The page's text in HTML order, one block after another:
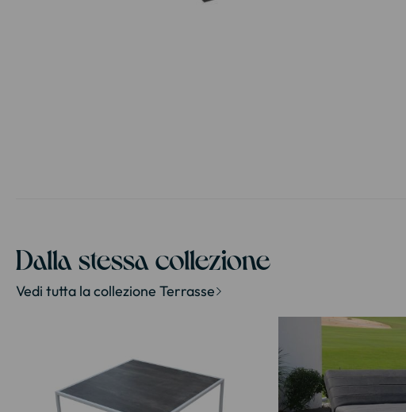
Dalla stessa collezione
Vedi tutta la collezione Terrasse